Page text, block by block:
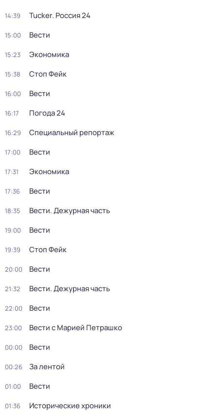
14:39 Tucker. Россия 24
15:00 Вести
15:23 Экономика
15:38 Стоп Фейк
16:00 Вести
16:17 Погода 24
16:29 Специальный репортаж
17:00 Вести
17:31 Экономика
17:36 Вести
18:35 Вести. Дежурная часть
19:00 Вести
19:39 Стоп Фейк
20:00 Вести
21:32 Вести. Дежурная часть
22:00 Вести
23:00 Вести с Марией Петрашко
00:00 Вести
00:26 За лентой
01:00 Вести
01:36 Исторические хроники